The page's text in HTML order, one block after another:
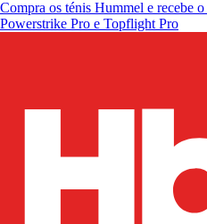
Compra os ténis Hummel e recebe o
Powerstrike Pro e Topflight Pro